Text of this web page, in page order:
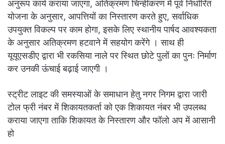
अनुरूप कार्य कराया जाएगा, अतिक्रमण चिन्हीकरण में पूर्व निर्धारित
योजना के अनुसार, आपत्तियों का निस्तारण करते हुए, सर्वाधिक
उपयुक्त विकल्प पर काम होगा, इसके लिए स्थानीय पार्षद आवश्यकता
के अनुसार अतिक्रमण हटवाने में सहयोग करेंगे । साथ ही
यूयूएसडीए द्वारा भी रकसिया नाले पर स्थित छोटे पुलों का पुनः निर्माण
कर उनकी ऊंचाई बढ़ाई जाएगी ।
स्ट्रीट लाइट की समस्याओं के समाधान हेतु नगर निगम द्वारा जारी
टोल फ्री नंबर में शिकायतकर्ता को एक शिकायत नंबर भी उपलब्ध
कराया जाएगा ताकि शिकायत के निस्तारण और फॉलो अप में आसानी
हो